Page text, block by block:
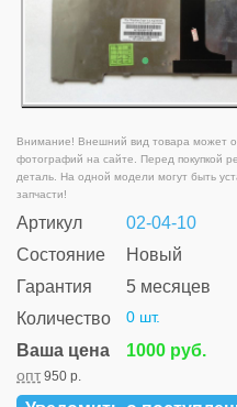
Внимание! Внешний вид товара может
фотографий на сайте. Перед покупкой
деталь. На одной модели могут быть
запчасти!
Артикул
02-04-10
Состояние
Новый
Гарантия
5 месяцев
Количество
0 шт.
Ваша цена 1000 руб.
опт 950 р.